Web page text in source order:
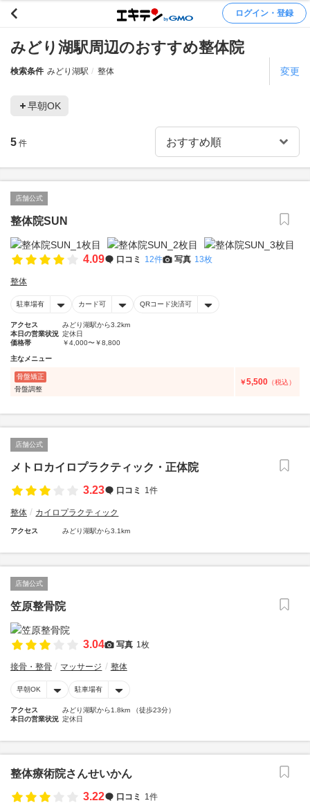
ログイン・登録
みどり湖駅周辺のおすすめ整体院
検索条件 みどり湖駅 整体 変更
早朝OK
5 件
店舗公式
整体院SUN
4.09 口コミ 12件 写真 13枚
整体
駐車場有 カード可 QRコード決済可
アクセス
みどり湖駅から3.2km
本日の営業状況 定休日
価格帯
￥4,000〜￥8,800
主なメニュー
骨盤矯正
骨盤調整
￥5,500 （税込）
店舗公式
メトロカイロプラクティック・正体院
3.23
口コミ 1件
整体 カイロプラクティック
アクセス みどり湖駅から3.1km
店舗公式
笠原整骨院
3.04 写真 1枚
接骨・整骨 マッサージ 整体
早朝OK 駐車場有
アクセス
みどり湖駅から1.8km （徒歩23分）
本日の営業状況 定休日
整体療術院さんせいかん
3.22
口コミ 1件